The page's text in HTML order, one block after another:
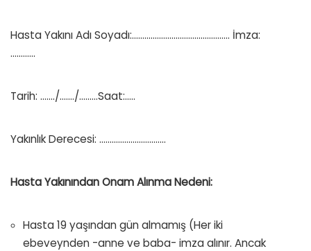
Hasta Yakını Adı Soyadı:……………………………………….. İmza:
…………
Tarih: ……./……./………Saat:…..
Yakınlık Derecesi: …………………………..
Hasta Yakınından Onam Alınma Nedeni:
Hasta 19 yaşından gün almamış (Her iki
ebeveynden -anne ve baba- imza alınır. Ancak